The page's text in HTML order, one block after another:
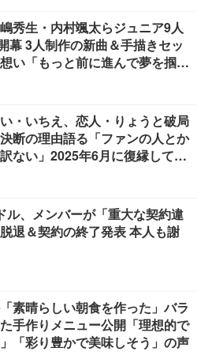
秀生・内村颯太らジュニア9人
幕 3人制作の新曲＆手描きセッ
い「もっと前に進んで夢を掴み
・いちえ、恋人・りょうと破局
断の理由語る「ファンの人とか
ない」2025年6月に復縁してい
ル、メンバーが「重大な契約違
退＆契約の終了発表 本人も謝
素晴らしい朝食を作った」バラ
手作りメニュー公開「理想的で
「彩り豊かで美味しそう」の声